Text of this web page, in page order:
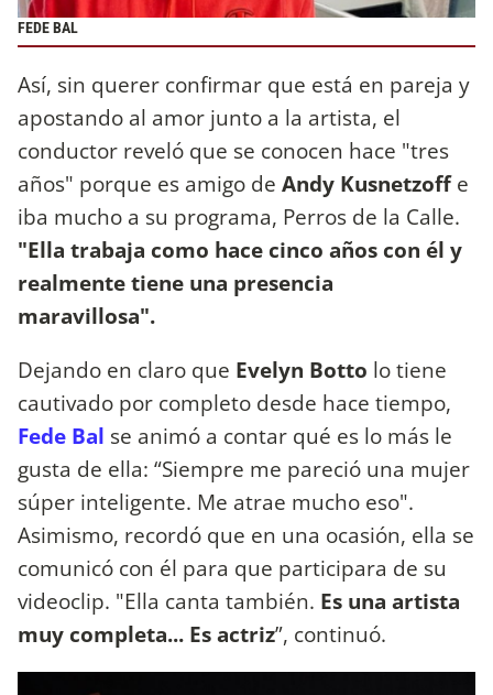
FEDE BAL
Así, sin querer confirmar que está en pareja y
apostando al amor junto a la artista, el
conductor reveló que se conocen hace "tres
años" porque es amigo de Andy Kusnetzoffe
iba mucho a su programa, Perros de la Calle.
"Ella trabaja como hace cinco años con él y
realmente tiene una presencia
maravillosa".
Dejando en claro que Evelyn Botto lo tiene
cautivado por completo desde hace tiempo,
Fede Bal se animó a contar qué es lo más le
gusta de ella: “Siempre me pareció una mujer
súper inteligente. Me atrae mucho eso".
Asimismo, recordó que en una ocasión, ella se
comunicó con él para que participara de su
videoclip. "Ella canta también. Es una artista
muy completa... Es actriz”, continuó.